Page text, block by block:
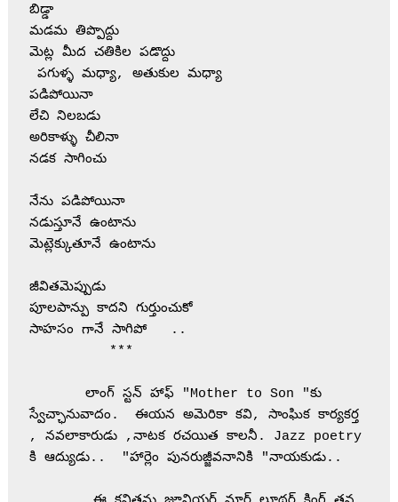
బిడ్డా
మడమ తిప్పొద్దు
మెట్ల మీద చతికిల పడొద్దు
పగుళ్ళ మధ్యా, అతుకుల మధ్యా
పడిపోయినా
లేచి నిలబడు
అరికాళ్ళు చీలినా
నడక సాగించు
నేను పడిపోయినా
నడుస్తూనే ఉంటాను
మెట్లెక్కుతూనే ఉంటాను
జీవితమెప్పుడు
పూలపాన్పు కాదని గుర్తుంచుకో
సాహసం గానే సాగిపో   ..
          ***
స్వేచ్ఛానువాదం.  ఈయన అమెరికా కవి, సాంఘిక కార్యకర్త
, నవలాకారుడు ,నాటక రచయిత కాలనీ. Jazz poetry
కి ఆద్యుడు..  "హార్లెం పునరుజ్జీవనానికి "నాయకుడు..